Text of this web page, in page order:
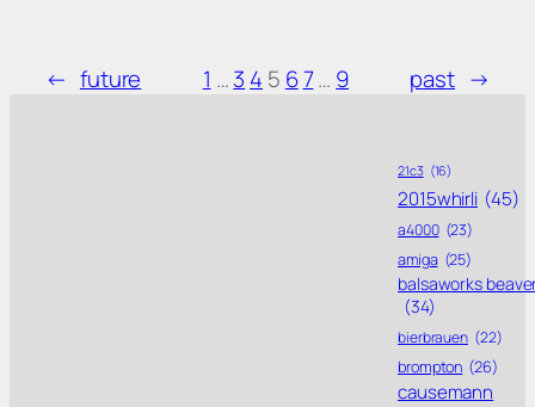
← future 1 …3 4 5 67… 9 past →
21c3 (16)
2015whirli (45)
a4000 (23)
amiga (25)
balsaworks
(34)
bierbrauen (22)
brompton (26)
causemann